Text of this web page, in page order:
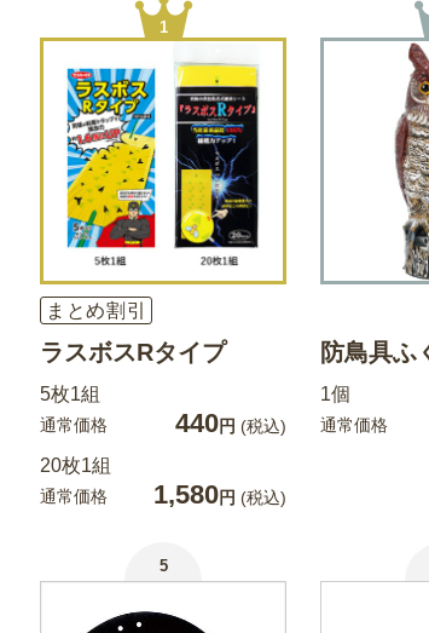
1
まとめ割引
ラスボスRタイプ
5枚1組
通常価格 440円 (税込)
20枚1組
通常価格 1,580円 (税込)
防鳥具ふ
1個
通常価格
5